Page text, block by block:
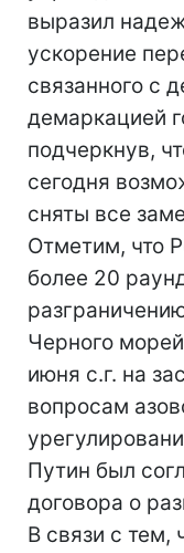
выразил
ускорение
связанного с
демаркацией
подчеркнув,
сегодня
сняты все
Отметим, что
более 20
Черного
июня с.г. на
вопросам
Путин был
договора о
В связи с тем,